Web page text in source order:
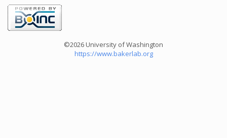
©2026 University of Washington
https://www.bakerlab.org